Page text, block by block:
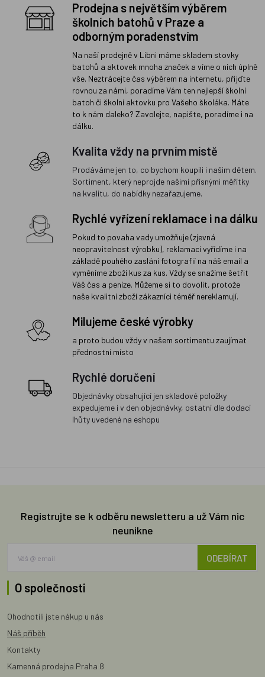
Prodejna s největším výběrem
školních batohů v Praze a
odborným poradenstvím
Na naší prodejně v Libni máme skladem stovky
batohů a aktovek mnoha značek a víme o nich úplně
vše. Neztrácejte čas výběrem na internetu, přijďte
rovnou za námi, poradíme Vám ten nejlepší školní
batoh či školní aktovku pro Vašeho školáka. Máte
to k nám daleko? Zavolejte, napište, poradíme i na
dálku.
Kvalita vždy na prvním místě
Prodáváme jen to, co bychom koupili i našim dětem.
Sortiment, který neprojde našimi přísnými měřítky
na kvalitu, do nabídky nezařazujeme.
Rychlé vyřízení reklamace i na dálku
Pokud to povaha vady umožňuje (zjevná
neopravitelnost výrobku), reklamaci vyřídíme i na
základě pouhého zaslání fotografií na náš email a
vyměníme zboží kus za kus. Vždy se snažíme šetřit
Váš čas a peníze. Můžeme si to dovolit, protože
naše kvalitní zboží zákazníci téměř nereklamují.
Milujeme české výrobky
a proto budou vždy v našem sortimentu zaujímat
přednostní místo
Rychlé doručení
Objednávky obsahující jen skladové položky
expedujeme i v den objednávky, ostatní dle dodací
lhůty uvedené na eshopu
Registrujte se k odběru newsletteru a už Vám nic
neunikne
ODEBÍRAT
O společnosti
Ohodnotili jste nákup u nás
Náš příběh
Kontakty
Kamenná prodejna Praha 8